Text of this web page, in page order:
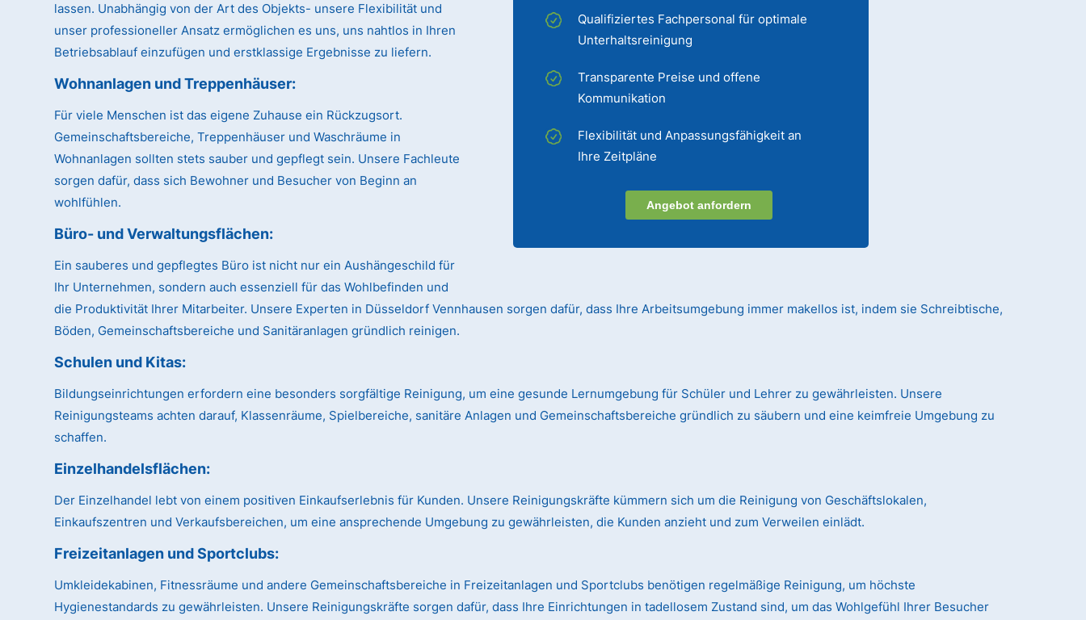
Qualifiziertes Fachpersonal für optimale
Unterhaltsreinigung
Transparente Preise und offene
Kommunikation
Flexibilität und Anpassungsfähigkeit an
Ihre Zeitpläne
Angebot anfordern
lassen. Unabhängig von der Art des Objekts- unsere Flexibilität und
unser professioneller Ansatz ermöglichen es uns, uns nahtlos in Ihren
Betriebsablauf einzufügen und erstklassige Ergebnisse zu liefern.
Wohnanlagen und Treppenhäuser:
Für viele Menschen ist das eigene Zuhause ein Rückzugsort.
Gemeinschaftsbereiche, Treppenhäuser und Waschräume in
Wohnanlagen sollten stets sauber und gepflegt sein. Unsere Fachleute
sorgen dafür, dass sich Bewohner und Besucher von Beginn an
wohlfühlen.
Büro- und Verwaltungsflächen:
Ein sauberes und gepflegtes Büro ist nicht nur ein Aushängeschild für
Ihr Unternehmen, sondern auch essenziell für das Wohlbefinden und
die Produktivität Ihrer Mitarbeiter. Unsere Experten in Düsseldorf Vennhausen sorgen dafür, dass Ihre Arbeitsumgebung immer makellos ist, indem sie Schreibtische,
Böden, Gemeinschaftsbereiche und Sanitäranlagen gründlich reinigen.
Schulen und Kitas:
Bildungseinrichtungen erfordern eine besonders sorgfältige Reinigung, um eine gesunde Lernumgebung für Schüler und Lehrer zu gewährleisten. Unsere
Reinigungsteams achten darauf, Klassenräume, Spielbereiche, sanitäre Anlagen und Gemeinschaftsbereiche gründlich zu säubern und eine keimfreie Umgebung zu
schaffen.
Einzelhandelsflächen:
Der Einzelhandel lebt von einem positiven Einkaufserlebnis für Kunden. Unsere Reinigungskräfte kümmern sich um die Reinigung von Geschäftslokalen,
Einkaufszentren und Verkaufsbereichen, um eine ansprechende Umgebung zu gewährleisten, die Kunden anzieht und zum Verweilen einlädt.
Freizeitanlagen und Sportclubs:
Umkleidekabinen, Fitnessräume und andere Gemeinschaftsbereiche in Freizeitanlagen und Sportclubs benötigen regelmäßige Reinigung, um höchste
Hygienestandards zu gewährleisten. Unsere Reinigungskräfte sorgen dafür, dass Ihre Einrichtungen in tadellosem Zustand sind, um das Wohlgefühl Ihrer Besucher